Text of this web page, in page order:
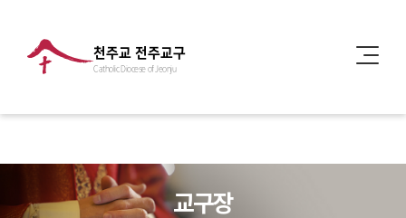
천주교 전주교구
Catholic Diocese of Jeonju
교구장